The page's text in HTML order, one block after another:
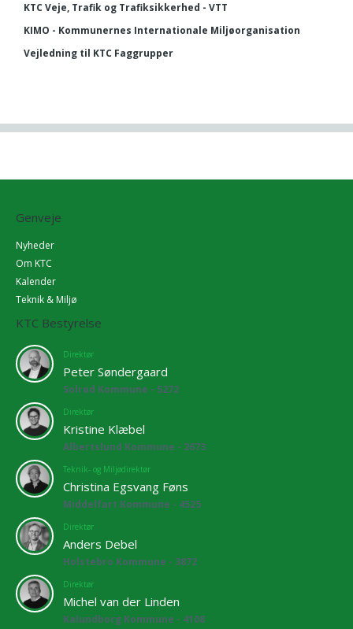
KTC Veje, Trafik og Trafiksikkerhed - VTT
KIMO - Kommunernes Internationale Miljøorganisation
Vejledning til KTC Faggrupper
Genveje
Nyheder
Om KTC
Kalender
Teknik & Miljø
KTC Bestyrelse
Direktør
Peter Søndergaard
Solrød Kommune - 5272
Direktør
Kristine Klæbel
Albertslund Kommune - 2673
Teknik- og Miljødirektør
Christina Egsvang Føns
Middelfart Kommune - 4525
Direktør
Anders Debel
Holstebro Kommune - 3872
Direktør
Michel van der Linden
Kalundborg Kommune - 4108